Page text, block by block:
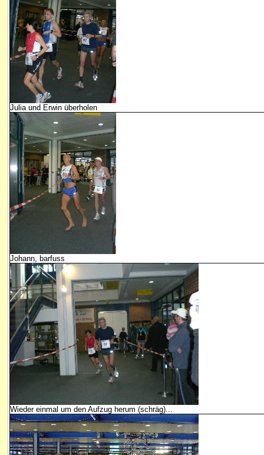
Julia und Erwin überholen
Johann, barfuss
Wieder einmal um den Aufzug herum (schräg)...